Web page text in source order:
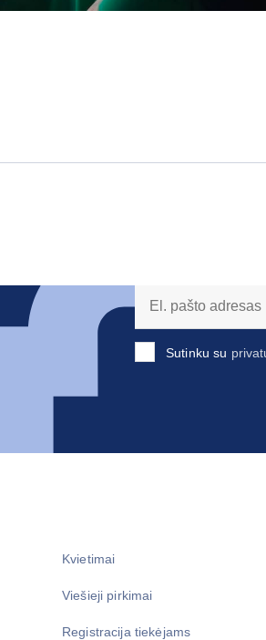
Sutinku su
Kvietimai
Viešieji pirkimai
Registracija tiekėjams